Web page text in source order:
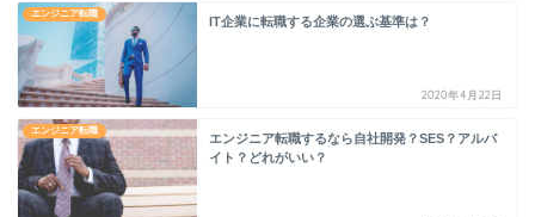
エンジニア転職
IT企業に転職する企業の選ぶ基準は？
2020年4月22日
エンジニア転職
エンジニア転職するなら自社開発？SES？アルバ
イト？どれがいい？